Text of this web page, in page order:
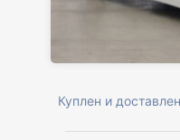
Куплен и